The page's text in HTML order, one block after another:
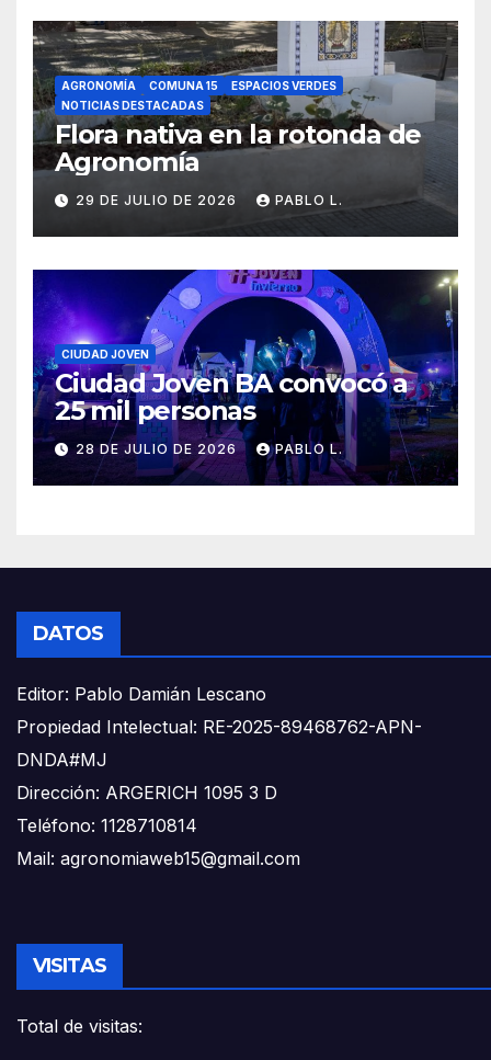
AGRONOMÍA COMUNA 15
ESPACIOS VERDES
NOTICIAS DESTACADAS
Flora nativa en la rotonda de
Agronomía
29 DE JULIO DE 2026 PABLO L.
CIUDAD JOVEN
Ciudad Joven BA convocó a
25 mil personas
28 DE JULIO DE 2026 PABLO L.
DATOS
Editor: Pablo Damián Lescano
Propiedad Intelectual: RE-2025-89468762-APN-
DNDA#MJ
Dirección: ARGERICH 1095 3 D
Teléfono: 1128710814
Mail: agronomiaweb15@gmail.com
VISITAS
Total de visitas: